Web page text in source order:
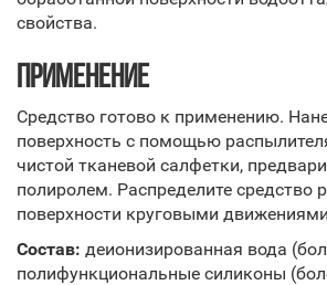
свойства.
ПРИМЕНЕНИЕ
Средство готово к применению.
поверхность с помощью
чистой тканевой салфетки,
полиролем. Распределите средство
поверхности круговыми
Состав: деионизированная вода
полифункциональные силиконы